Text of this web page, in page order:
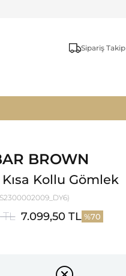
Sipariş Takip
BROWN
Kollu Gömlek
TL 7.099,50 TL 70